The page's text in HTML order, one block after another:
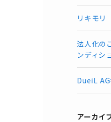
リキモリ
法人化の
ンディシ
DueiL
アーカイ